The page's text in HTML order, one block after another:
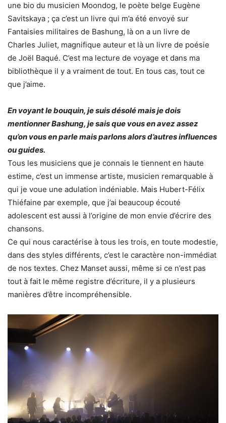
une bio du musicien Moondog, le poète belge Eugène
Savitskaya ; ça c’est un livre qui m’a été envoyé sur
Fantaisies militaires de Bashung, là on a un livre de
Charles Juliet, magnifique auteur et là un livre de poésie
de Joël Baqué. C’est ma lecture de voyage et dans ma
bibliothèque il y a vraiment de tout. En tous cas, tout ce
que j’aime.
En voyant le bouquin, je suis désolé mais je dois
mentionner Bashung, je sais que vous en avez assez
qu’on vous en parle mais parlons alors d’autres influences
ou guides.
Tous les musiciens que je connais le tiennent en haute
estime, c’est un immense artiste, musicien remarquable à
qui je voue une adulation indéniable. Mais Hubert-Félix
Thiéfaine par exemple, que j’ai beaucoup écouté
adolescent est aussi à l’origine de mon envie d’écrire des
chansons.
Ce qui nous caractérise à tous les trois, en toute modestie,
dans des styles différents, c’est le caractère non-immédiat
de nos textes. Chez Manset aussi, même si ce n’est pas
tout à fait le même registre d’écriture, il y a plusieurs
manières d’être incompréhensible.